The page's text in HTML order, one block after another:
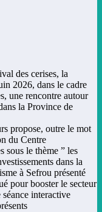
des cerises, la
2026, dans le cadre
une rencontre autour
la Province de
propose, outre le mot
du Centre
sous le thème ” les
dans la
à Sefrou présenté
pour booster le secteur
interactive